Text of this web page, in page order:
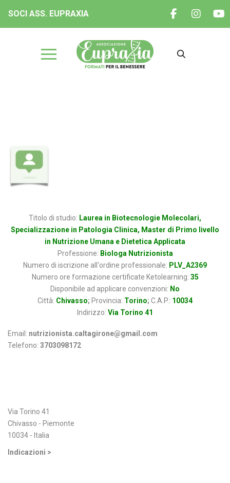
SOCI ASS. EUPRAXIA
Titolo di studio: Laurea in Biotecnologie Molecolari,
Specializzazione in Patologia Clinica, Master di Primo livello
in Nutrizione Umana e Dietetica Applicata
Professione: Biologa Nutrizionista
Numero di iscrizione all'ordine professionale: PLV_A2369
Numero ore formazione certificate Ketolearning: 35
Disponibile ad applicare convenzioni: No
Città: Chivasso; Provincia: Torino; C.A.P.: 10034
Indirizzo: Via Torino 41
Email: nutrizionista.caltagirone@gmail.com
Telefono: 3703098172
Via Torino 41
Chivasso - Piemonte
10034 - Italia
Indicazioni >